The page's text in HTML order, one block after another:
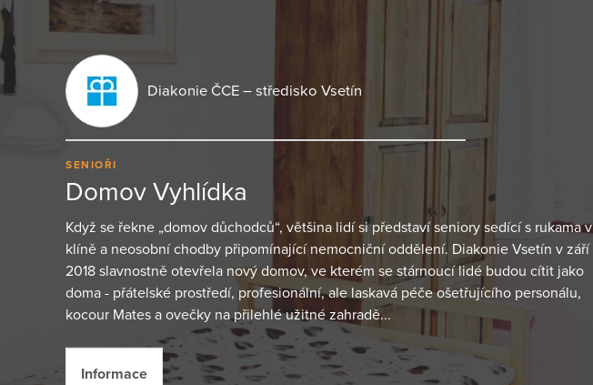
Diakonie ČCE – středisko Vsetín
SENIOŘI
Domov Vyhlídka
Když se řekne „domov důchodců“, většina lidí si představí seniory sedící s rukama v
klíně a neosobní chodby připomínající nemocniční oddělení. Diakonie Vsetín v září
2018 slavnostně otevřela nový domov, ve kterém se stárnoucí lidé budou cítit jako
doma - přátelské prostředí, profesionální, ale laskavá péče ošetřujícího personálu,
kocour Mates a ovečky na přilehlé užitné zahradě...
Informace